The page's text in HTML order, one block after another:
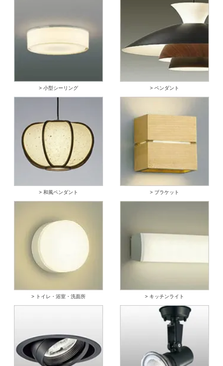
> 小型シーリング > ペンダント
> 和風ペンダント > ブラケット
> トイレ・浴室・洗面所 > キッチンライト